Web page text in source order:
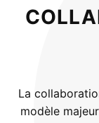
La
modèle